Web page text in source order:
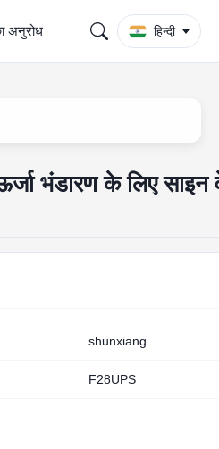
अनुरोध हिन्दी
भंडारण के लिए साइन
shunxiang
F28UPS